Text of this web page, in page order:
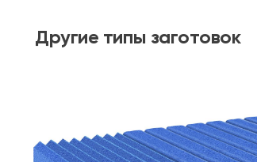
Другие типы заготовок